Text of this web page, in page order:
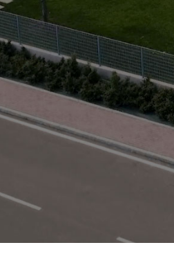
Motori ad
Versioni speciali
Divisori di flusso